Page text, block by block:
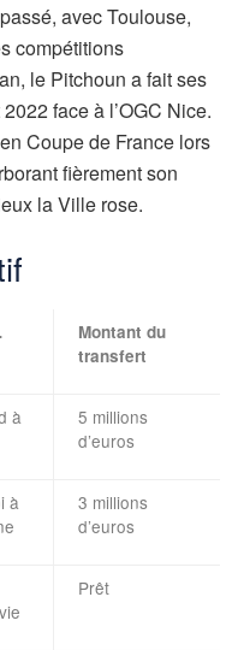
avec Toulouse,
compétitions
le Pitchoun a fait ses
face à l’OGC Nice.
Coupe de France lors
fièrement son
la Ville rose.
Montant du
transfert
à
5 millions
d’euros
à
3 millions
d’euros
Prêt